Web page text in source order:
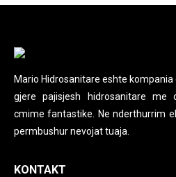
Mario Hidrosanitare eshte
gjere pajisjesh hidrosanitare me
cmime fantastike. Ne nderthurrim
permbushur nevojat tuaja.
KONTAKT